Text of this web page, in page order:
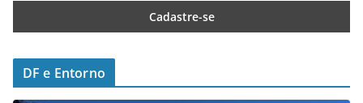
DF e Entorno